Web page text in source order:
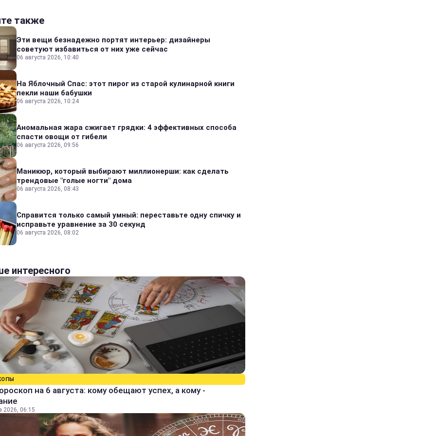
также
Эти вещи безнадежно портят интерьер: дизайнеры
советуют избавиться от них уже сейчас
06 августа 2026, 10:40
На Яблочный Спас: этот пирог из старой кулинарной книги
пекли наши бабушки
06 августа 2026, 10:24
Аномальная жара сжигает грядки: 4 эффективных способа
спасти овощи от гибели
06 августа 2026, 09:56
Маникюр, который выбирают миллионерши: как сделать
трендовые "голые ногти" дома
06 августа 2026, 08:43
Справится только самый умный: переставьте одну спичку и
исправьте уравнение за 30 секунд
06 августа 2026, 08:02
интересного
на 6 августа: кому обещают успех, а кому -
2026, 06:15